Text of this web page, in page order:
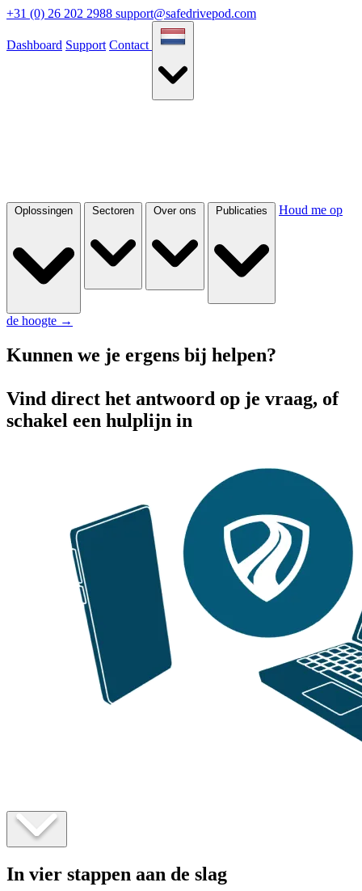
+31 (0) 26 202 2988 support@safedrivepod.com
Dashboard Support Contact
Oplossingen Sectoren Over ons Publicaties Houd me op
de hoogte →
Kunnen we je ergens bij helpen?
Vind direct het antwoord op je vraag, of
schakel een hulplijn in
In vier stappen aan de slag